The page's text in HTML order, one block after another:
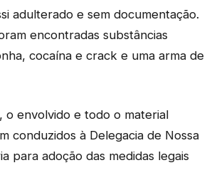
adulterado e sem documentação.
encontradas substâncias
cocaína e crack e uma arma de
o envolvido e todo o material
conduzidos à Delegacia de Nossa
para adoção das medidas legais